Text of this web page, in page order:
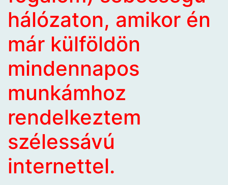
hálózaton, amikor én
már külföldön
mindennapos
munkámhoz
rendelkeztem
szélessávú
internettel.